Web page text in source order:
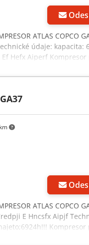
ATLAS COPCO
údaje: kapacita:
Hefx Aiperf
GA37
ATLAS COPCO
E Hncsfx Aipjf